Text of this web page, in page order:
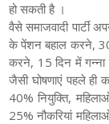
हो सकती है ।
वैसे समाजवादी पार्टी
के पेंशन बहाल करने,
करने, 15 दिन में गन्ना
जैसी घोषणाएं पहले ही
40% नियुक्ति,
25% नौकरियां